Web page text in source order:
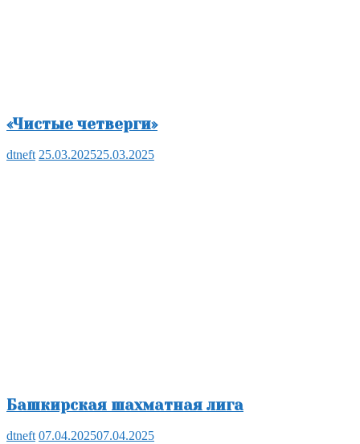
«Чистые четверги»
dtneft 25.03.202525.03.2025
Башкирская шахматная лига
dtneft 07.04.202507.04.2025